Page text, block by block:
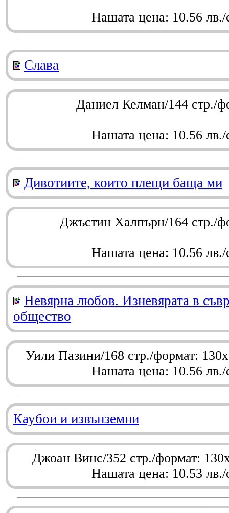
Нашата цена: 10.56 лв./
Слава
Даниел Келман/144 стр./
Нашата цена: 10.56 лв./
Дивотиите, които плещи баща ми
Джъстин Халпърн/164 стр./
Нашата цена: 10.56 лв./
Невярна любов. Изневярата в
общество
Уили Пазини/168 стр./формат:
Нашата цена: 10.56 лв./
Каубои и извънземни
Джоан Винс/352 стр./формат:
Нашата цена: 10.53 лв./